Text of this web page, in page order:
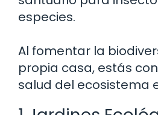
especies.
Al fomentar la
propia casa, estás
salud del ecosistema